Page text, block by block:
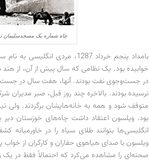
چاه شماره یک
بامداد پنجم خرداد 1287، مردی
خوابیده بود. یک نظامی که سال پیش از آن، از
در جست‌وجوی نفت بودند. آنها، هفت سال در
نرسیده بودند. بالاخره چند روز قبل، صبر مدیران
متوقف شود و همه به خانه‌هایشان برگردند. ولی
بود. ویلسون اعتقاد داشت چاه‌های خوزستان دیر
انگلیسی‌ها بتوانند طلای سیاه را در خاورمیانه
ویلسون با صدای هیاهوی حفاران و کارگران از
صحنه‌ای را مشاهده می‌کرد که احتمالاً فقط در